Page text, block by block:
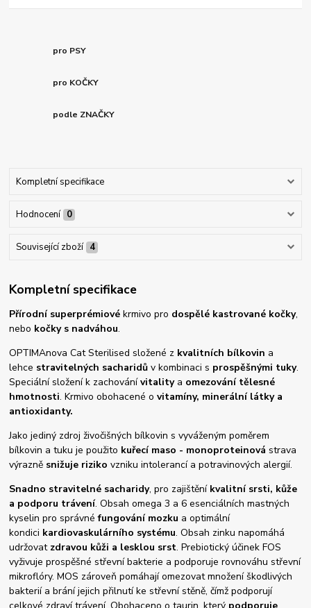
pro PSY
pro KOČKY
podle ZNAČKY
Kompletní specifikace
Hodnocení 0
Související zboží 4
Kompletní specifikace
Přírodní superprémiovékrmivo pro dospělé kastrované kočky,
nebo kočky s nadváhou.
OPTIMAnova Cat Sterilised složené z kvalitních bílkovin a
lehce stravitelných sacharidův kombinaci s prospěšnými tuky.
Speciální složení k zachovánívitality a omezování tělesné
hmotnosti. Krmivo obohacené ovitamíny, minerální látky a
antioxidanty.
Jako jediný zdroj živočišných bílkovin s vyváženým poměrem
bílkovin a tuku je použito kuřecí maso - monoproteinová strava
výrazně snižuje riziko vzniku intolerancí a potravinových alergií.
Snadno stravitelné sacharidy, pro zajištění kvalitní srsti, kůže
a podporu trávení. Obsah omega 3 a 6 esenciálních mastných
kyselin pro správnéfungování mozku a optimální
kondici kardiovaskulárního systému. Obsah zinku napomáhá
udržovat zdravou kůži a lesklou srst. Prebiotický účinek FOS
vyživuje prospěšné střevní bakterie a podporuje rovnováhu střevní
mikroflóry. MOS zároveň pomáhají omezovat množení škodlivých
bakterií a brání jejich přilnutí ke střevní stěně, čímž podporují